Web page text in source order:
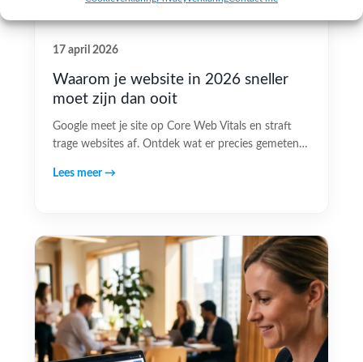
17 april 2026
Waarom je website in 2026 sneller
moet zijn dan ooit
Google meet je site op Core Web Vitals en straft
trage websites af. Ontdek wat er precies gemeten…
Lees meer →